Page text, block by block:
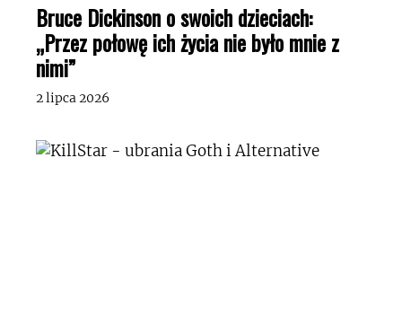
Bruce Dickinson o swoich dzieciach:
„Przez połowę ich życia nie było mnie z
nimi”
2 lipca 2026